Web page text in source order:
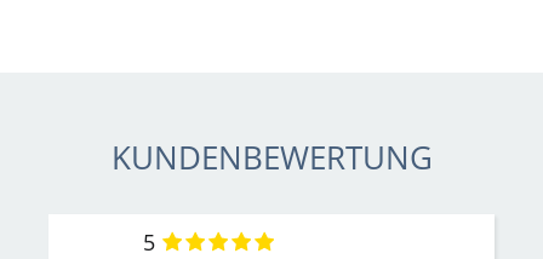
KUNDENBEWERTUNG
5